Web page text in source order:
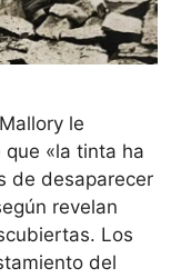
le
«la tinta ha
de desaparecer
revelan
Los
del